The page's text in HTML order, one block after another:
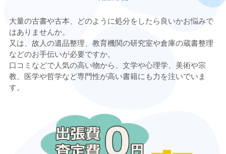
大量の古書や古本、どのように処分をしたら良いかお悩みで
はありませんか。
又は、故人の遺品整理、教育機関の研究室や倉庫の蔵書整理
などのお手伝いが必要ですか。
口コミなどで人気の高い物から、文学や心理学、美術や宗
教、医学や哲学など専門性が高い書籍にも力を注いでいま
す。